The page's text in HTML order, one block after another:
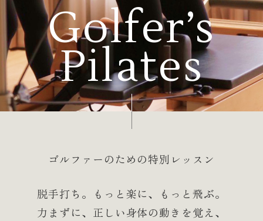
Golfer’s
Pilates
ゴルファーのための特別レッスン
脱手打ち。もっと楽に、もっと飛ぶ。
力まずに、正しい身体の動きを覚え、